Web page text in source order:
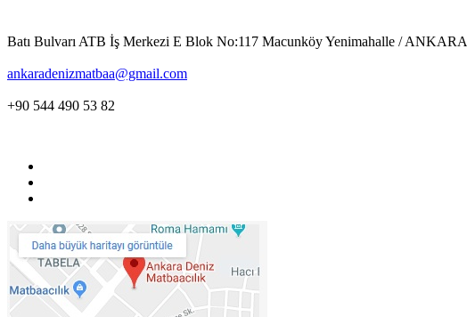
Batı Bulvarı ATB İş Merkezi E Blok No:117 MacunköyYenimahalle / ANKARA
ankaradenizmatbaa@gmail.com
+90 544 490 53 82